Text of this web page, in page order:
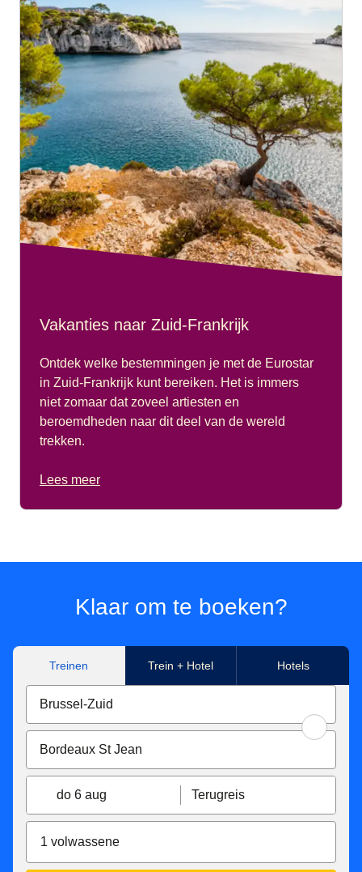
Vakanties naar Zuid-Frankrijk
Ontdek welke bestemmingen je met de Eurostar
in Zuid-Frankrijk kunt bereiken. Het is immers
niet zomaar dat zoveel artiesten en
beroemdheden naar dit deel van de wereld
trekken.
Lees meer
Klaar om te boeken?
Treinen Trein + Hotel Hotels
do 6 aug Terugreis
1 volwassene